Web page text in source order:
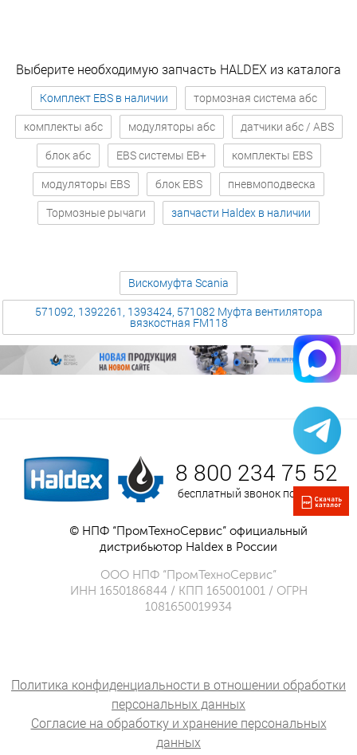
Выберите необходимую запчасть HALDEX из каталога
Комплект EBS в наличии
тормозная система абс
комплекты абс
модуляторы абс
датчики абс / ABS
блок абс
EBS системы EB+
комплекты EBS
модуляторы EBS
блок EBS
пневмоподвеска
Тормозные рычаги
запчасти Haldex в наличии
Вискомуфта Scania
571092, 1392261, 1393424, 571082 Муфта вентилятора
вязкостная FM118
8 800 234 75 52
бесплатный звонок по России
© НПФ “ПромТехноСервис” официальный
дистрибьютор Haldex в России
ООО НПФ “ПромТехноСервис”
ИНН 1650186844 / КПП 165001001 / ОГРН
1081650019934
Политика конфиденциальности в отношении обработки
персональных данных
Согласие на обработку и хранение персональных
данных